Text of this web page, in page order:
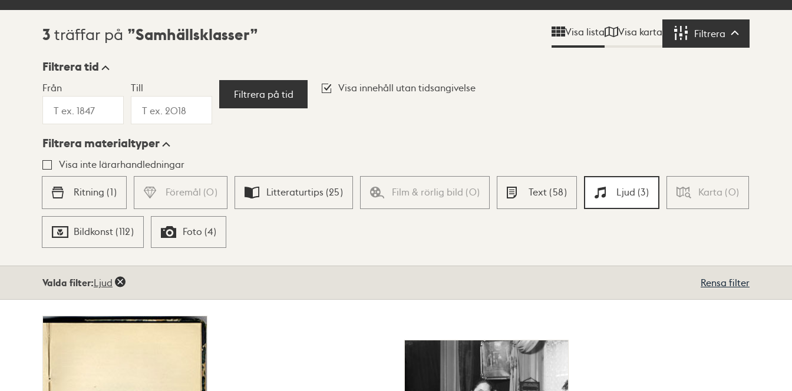
Sökresultat
3 träffar på Samhällsklasser Visa lista Visa karta Filtrera Filtrera
Visningsläge
Lista Karta
Filtrera tid
Från Till
Filtrera på tid
Visa innehåll utan tidsangivelse
Filtrera materialtyper
Visa inte lärarhandledningar
Ritning (1) Föremål (0) Litteraturtips (25) Film & rörlig bild (0) Text (58) Ljud (3) Karta (0)
Bildkonst (112) Foto (4)
Valda filter:Ljud Rensa filter